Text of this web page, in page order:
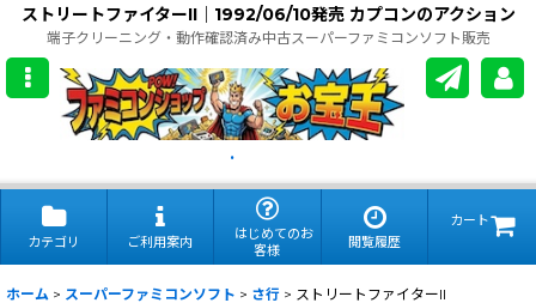
ストリートファイターII｜1992/06/10発売 カプコンのアクション
端子クリーニング・動作確認済み中古スーパーファミコンソフト販売
.
カテゴリ ご利用案内
はじめてのお
客様
閲覧履歴
カート
ホーム > スーパーファミコンソフト > さ行 > ストリートファイターII